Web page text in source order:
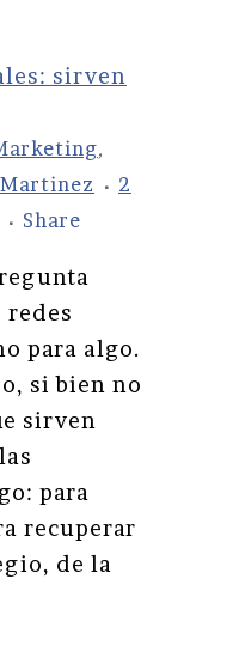
sirven
,
2
Share
redes
para algo.
si bien no
sirven
para
recuperar
de la